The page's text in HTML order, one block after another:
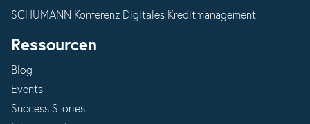
SCHUMANN Konferenz Digitales Kreditmanagement
Ressourcen
Blog
Events
Success Stories